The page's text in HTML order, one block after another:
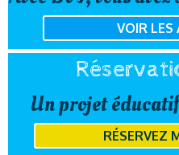
VOIR LES
Un projet
RÉSERVEZ